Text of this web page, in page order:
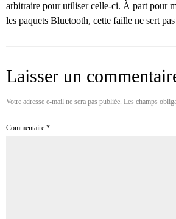
arbitraire pour utiliser celle-ci. À part pour
les paquets Bluetooth, cette faille ne sert
Laisser un
Votre adresse e-mail ne sera pas publiée. Les champs
Commentaire *